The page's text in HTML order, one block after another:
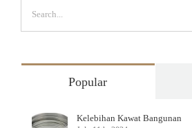
for:
Popular
Kelebihan Kawat Bangunan